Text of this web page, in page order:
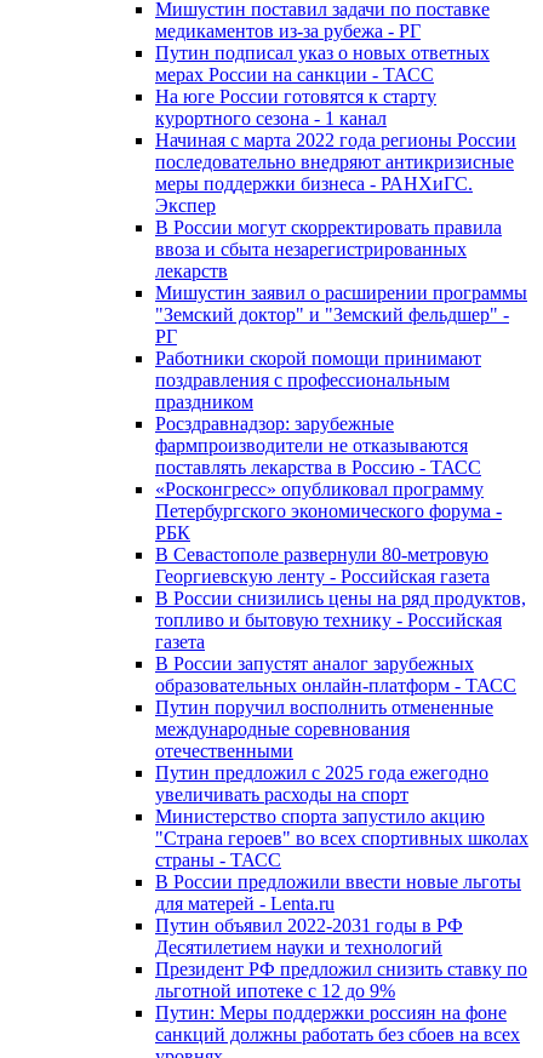
Мишустин поставил задачи по поставке
медикаментов из-за рубежа - РГ
Путин подписал указ о новых ответных
мерах России на санкции - ТАСС
На юге России готовятся к старту
курортного сезона - 1 канал
Начиная с марта 2022 года регионы России
последовательно внедряют антикризисные
меры поддержки бизнеса - РАНХиГС.
Экспер
В России могут скорректировать правила
ввоза и сбыта незарегистрированных
лекарств
Мишустин заявил о расширении программы
"Земский доктор" и "Земский фельдшер" -
РГ
Работники скорой помощи принимают
поздравления с профессиональным
праздником
Росздравнадзор: зарубежные
фармпроизводители не отказываются
поставлять лекарства в Россию - ТАСС
«Росконгресс» опубликовал программу
Петербургского экономического форума -
РБК
В Севастополе развернули 80-метровую
Георгиевскую ленту - Российская газета
В России снизились цены на ряд продуктов,
топливо и бытовую технику - Российская
газета
В России запустят аналог зарубежных
образовательных онлайн-платформ - ТАСС
Путин поручил восполнить отмененные
международные соревнования
отечественными
Путин предложил с 2025 года ежегодно
увеличивать расходы на спорт
Министерство спорта запустило акцию
"Страна героев" во всех спортивных школах
страны - ТАСС
В России предложили ввести новые льготы
для матерей - Lenta.ru
Путин объявил 2022-2031 годы в РФ
Десятилетием науки и технологий
Президент РФ предложил снизить ставку по
льготной ипотеке с 12 до 9%
Путин: Меры поддержки россиян на фоне
санкций должны работать без сбоев на всех